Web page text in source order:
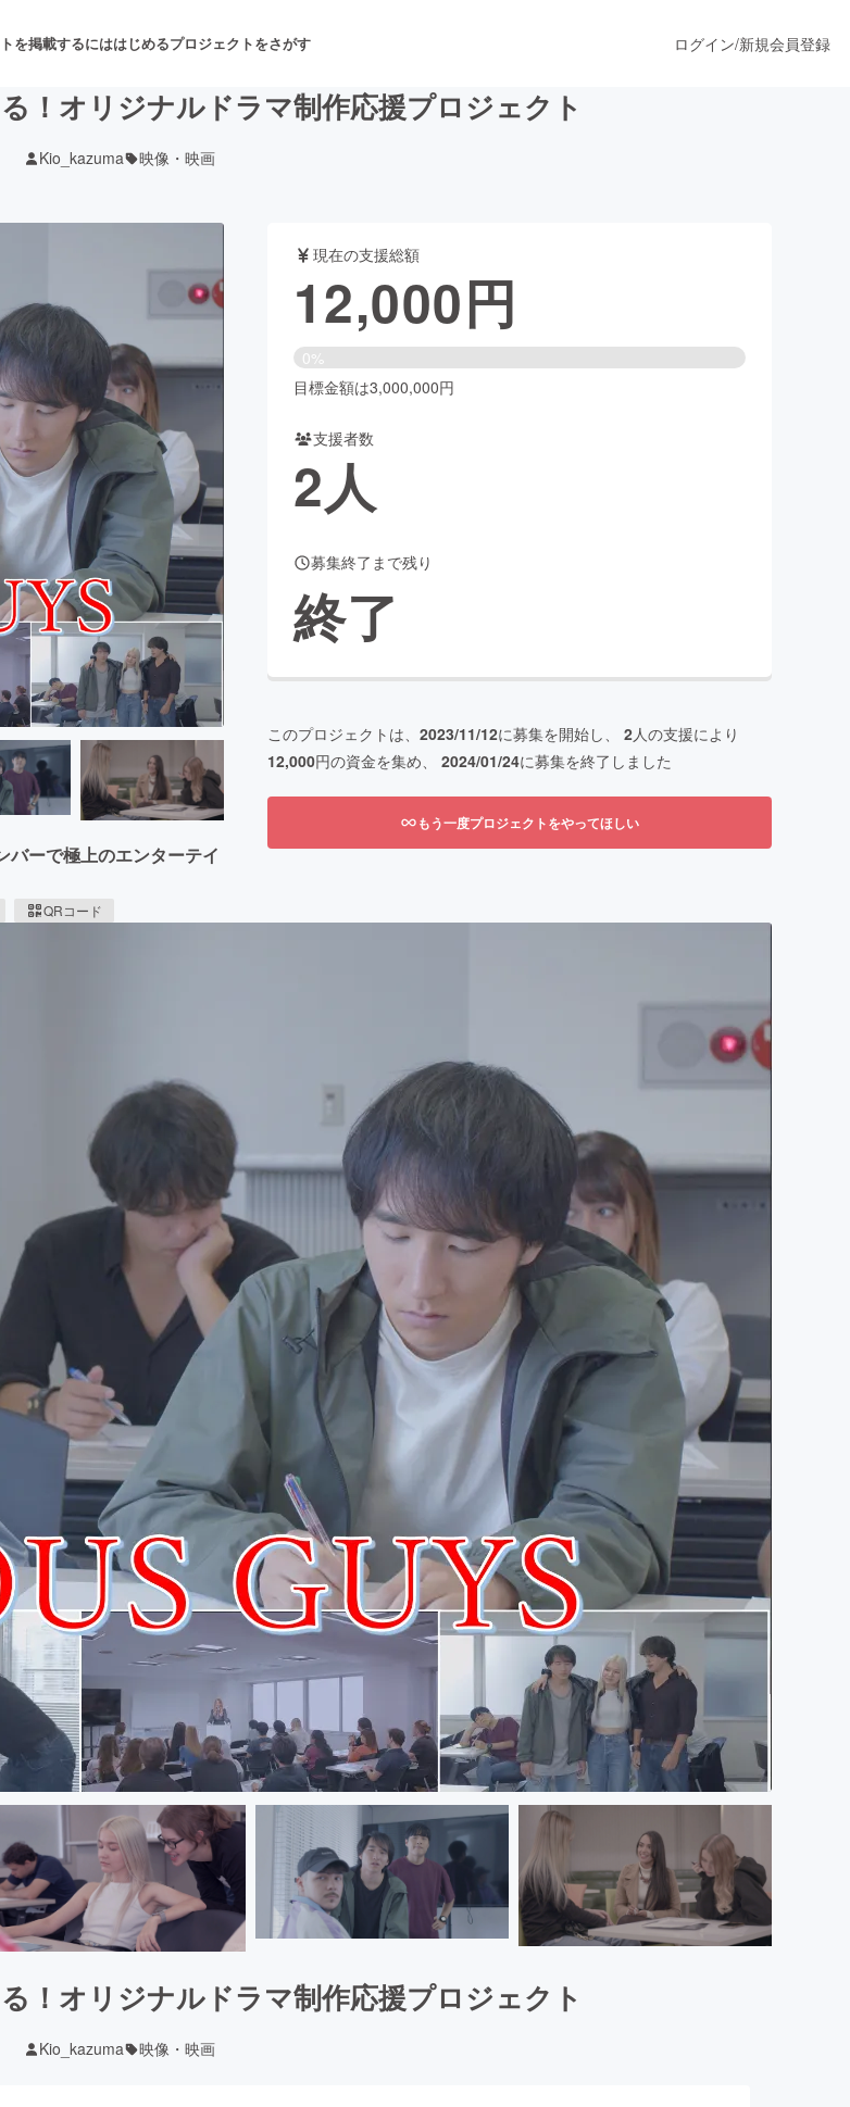
を掲載するにははじめるプロジェクトをさがす
舞台・パフォーマンス
開発 ファッション
アニメ・漫画
ビューティー・ヘルスケア
for Social GoodCAMPFIRE Creation
ふるさと納税 machi-yaコミュニティ
ログイン/新規会員登録
！オリジナルドラマ制作応援プロジェクト
Kio_kazuma 映像・映画
バーで極上のエンターテイ
QRコード
現在の支援総額
12,000円
0%
目標金額は3,000,000円
支援者数
2人
募集終了まで残り
終了
このプロジェクトは、 2023/11/12に募集を開始し、 2人の支援により
12,000円の資金を集め、 2024/01/24に募集を終了しました
もう一度プロジェクトをやってほしい
！オリジナルドラマ制作応援プロジェクト
Kio_kazuma 映像・映画